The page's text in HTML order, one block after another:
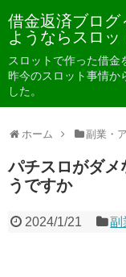
借金返済ブログ
ようならスロッ
スロットで作った借金
昨今のスロット事情か
した。
ホーム 副業・
パチスロがダメ
うですか
2024/1/21 副